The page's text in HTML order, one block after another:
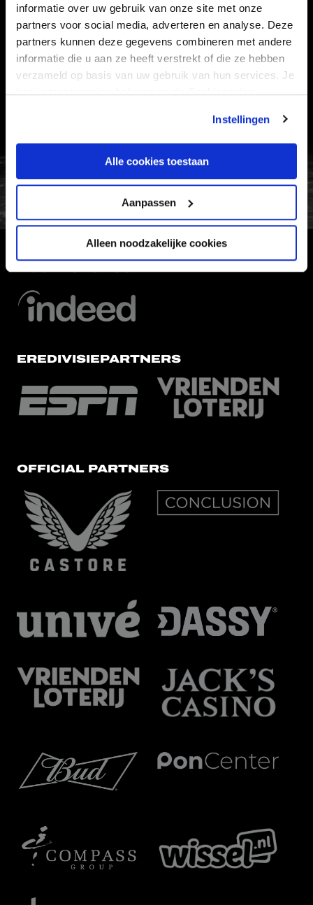
informatie over uw gebruik van onze site met onze
partners voor social media, adverteren en analyse. Deze
partners kunnen deze gegevens combineren met andere
informatie die u aan ze heeft verstrekt of die ze hebben
verzameld op basis van uw gebruik van hun services. Je
kan je toestemming beheren op de Cookiepagina.
Instellingen
Alle cookies toestaan
Aanpassen
Alleen noodzakelijke cookies
Informatie
VEELGESTELDE VRAGEN
CONTACT
WERKEN BIJ
FC Utrecht<br>vanuit<br>het
EREDIVISIEPARTNERS
OFFICIAL PARTNERS